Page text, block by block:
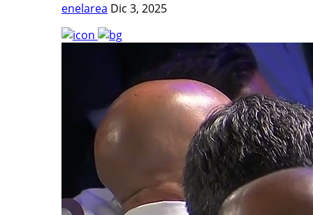
enelarea Dic 3, 2025